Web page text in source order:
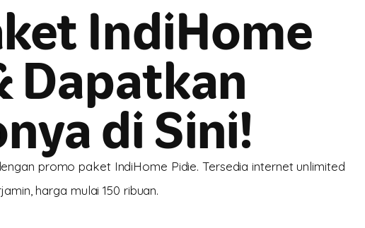
IndiHome
Dapatkan
di Sini!
promo paket IndiHome Pidie. Tersedia internet unlimited
harga mulai 150 ribuan.